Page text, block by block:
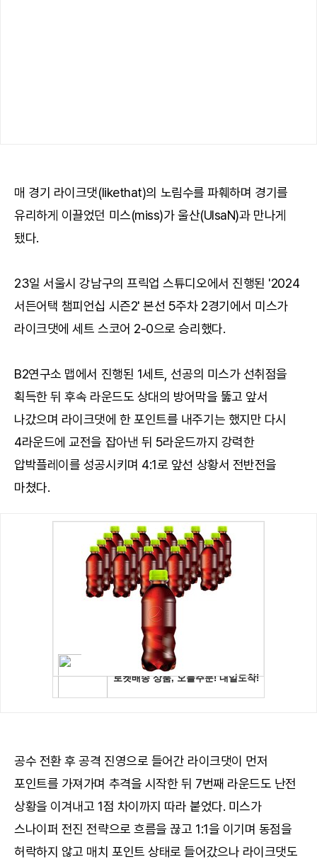
매 경기 라이크댓(likethat)의 노림수를 파훼하며 경기를
유리하게 이끌었던 미스(miss)가 울산(UlsaN)과 만나게
됐다.
23일 서울시 강남구의 프릭업 스튜디오에서 진행된 '2024
서든어택 챔피언십 시즌2' 본선 5주차 2경기에서 미스가
라이크댓에 세트 스코어 2-0으로 승리했다.
B2연구소 맵에서 진행된 1세트, 선공의 미스가 선취점을
획득한 뒤 후속 라운드도 상대의 방어막을 뚫고 앞서
나갔으며 라이크댓에 한 포인트를 내주기는 했지만 다시
4라운드에 교전을 잡아낸 뒤 5라운드까지 강력한
압박플레이를 성공시키며 4:1로 앞선 상황서 전반전을
마쳤다.
공수 전환 후 공격 진영으로 들어간 라이크댓이 먼저
포인트를 가져가며 추격을 시작한 뒤 7번째 라운드도 난전
상황을 이겨내고 1점 차이까지 따라 붙었다. 미스가
스나이퍼 전진 전략으로 흐름을 끊고 1:1을 이기며 동점을
허락하지 않고 매치 포인트 상태로 들어갔으나 라이크댓도